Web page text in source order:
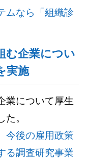
ムなら「組織診
む企業につい
実施
業について厚生
。
後の雇用政策
る調査研究事業